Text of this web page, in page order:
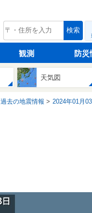
tenki.jp 検索
観測 防災
天気図
過去の地震情報 2024年01月03